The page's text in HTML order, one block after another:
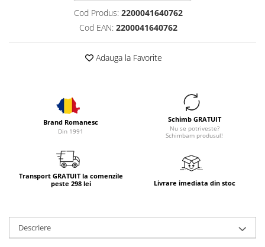
Cod Produs: 2200041640762
Cod EAN: 2200041640762
Adauga la Favorite
Brand Romanesc
Din 1991
Schimb GRATUIT
Nu se potriveste?
Schimbam produsul!
Transport GRATUIT la comenzile
peste 298 lei
Livrare imediata din stoc
Descriere